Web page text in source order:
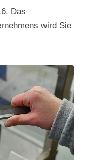
Das
wird Sie